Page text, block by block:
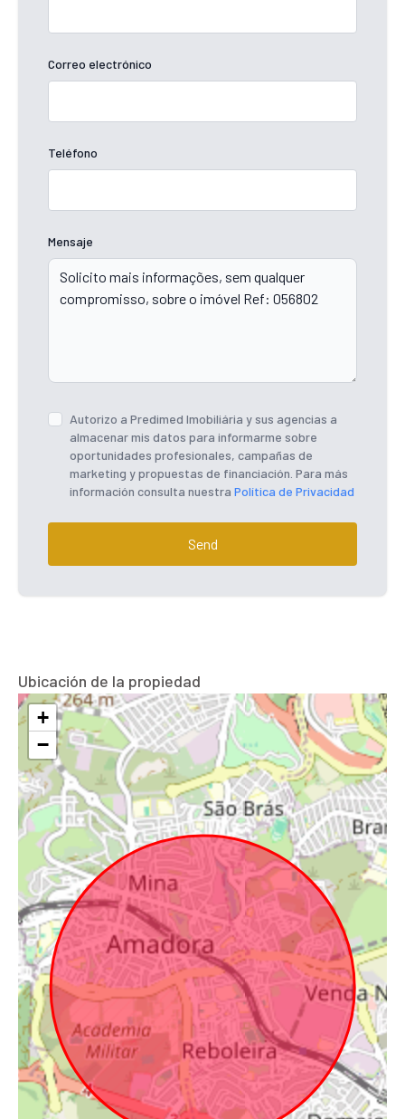
Correo electrónico
Teléfono
Mensaje
Autorizo ​​a Predimed Imobiliária y sus agencias a
almacenar mis datos para informarme sobre
oportunidades profesionales, campañas de
marketing y propuestas de financiación. Para más
información consulta nuestra Política de Privacidad
Send
Ubicación de la propiedad
+
−